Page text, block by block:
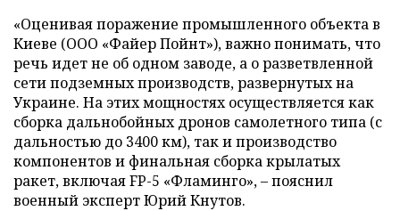
«Оценивая поражение промышленного объекта в
Киеве (ООО «Файер Пойнт»), важно понимать, что
речь идет не об одном заводе, а о разветвленной
сети подземных производств, развернутых на
Украине. На этих мощностях осуществляется как
сборка дальнобойных дронов самолетного типа (с
дальностью до 3400 км), так и производство
компонентов и финальная сборка крылатых
ракет, включая FP-5 «Фламинго», – пояснил
военный эксперт Юрий Кнутов.